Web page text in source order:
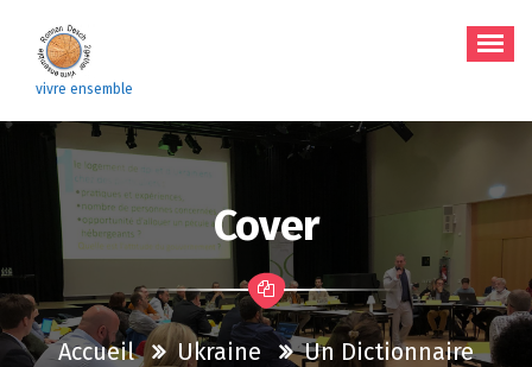
contenu
vivre ensemble
Cover
Accueil Ukraine
Un Dictionnaire